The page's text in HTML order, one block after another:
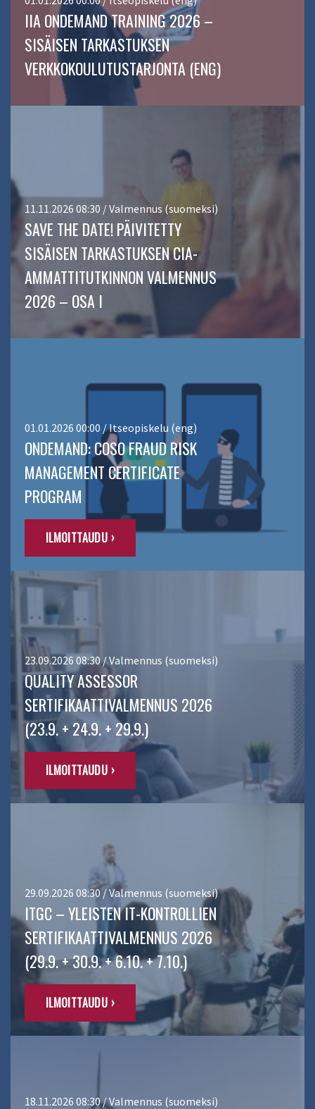
IIA ONDEMAND TRAINING 2026 –
SISÄISEN TARKASTUKSEN
VERKKOKOULUTUSTARJONTA (ENG)
11.11.2026 08:30 / Valmennus (suomeksi)
SAVE THE DATE! PÄIVITETTY
SISÄISEN TARKASTUKSEN CIA-
AMMATTITUTKINNON VALMENNUS
2026 – OSA I
01.01.2026 00:00 / Itseopiskelu (eng)
ONDEMAND: COSO FRAUD RISK
MANAGEMENT CERTIFICATE
PROGRAM
ILMOITTAUDU ›
23.09.2026 08:30 / Valmennus (suomeksi)
QUALITY ASSESSOR
SERTIFIKAATTIVALMENNUS 2026
(23.9. + 24.9. + 29.9.)
ILMOITTAUDU ›
29.09.2026 08:30 / Valmennus (suomeksi)
ITGC – YLEISTEN IT-KONTROLLIEN
SERTIFIKAATTIVALMENNUS 2026
(29.9. + 30.9. + 6.10. + 7.10.)
ILMOITTAUDU ›
18.11.2026 08:30 / Valmennus (suomeksi)